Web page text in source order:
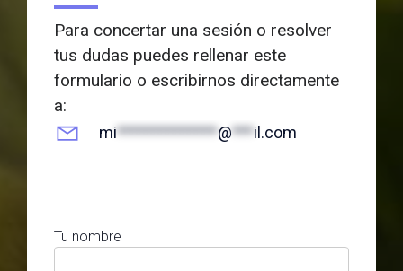
Para concertar una sesión o resolver
tus dudas puedes rellenar este
formulario o escribirnos directamente
a:
mi**************@***il.com
Tu nombre